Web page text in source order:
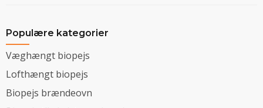
Populære kategorier
Væghængt biopejs
Lofthængt biopejs
Biopejs brændeovn